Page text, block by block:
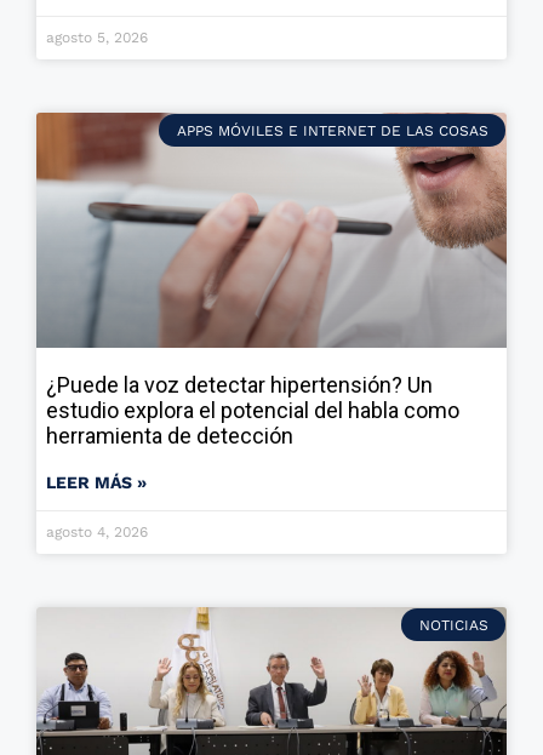
agosto 5, 2026
APPS MÓVILES E INTERNET DE LAS COSAS
¿Puede la voz detectar hipertensión? Un
estudio explora el potencial del habla como
herramienta de detección
LEER MÁS »
agosto 4, 2026
NOTICIAS